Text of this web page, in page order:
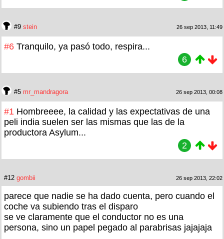
#9 stein 26 sep 2013, 11:49
#6 Tranquilo, ya pasó todo, respira...
6
#5 mr_mandragora 26 sep 2013, 00:08
#1 Hombreeee, la calidad y las expectativas de una
peli india suelen ser las mismas que las de la
productora Asylum...
2
#12 gombii 26 sep 2013, 22:02
parece que nadie se ha dado cuenta, pero cuando el
coche va subiendo tras el disparo
se ve claramente que el conductor no es una
persona, sino un papel pegado al parabrisas jajajaja